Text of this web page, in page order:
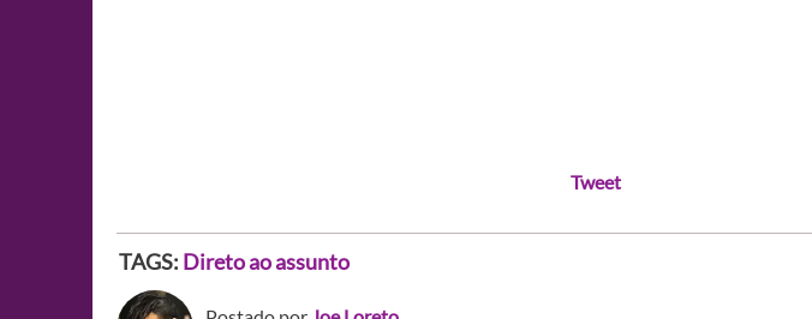
Tweet
TAGS: Direto ao assunto